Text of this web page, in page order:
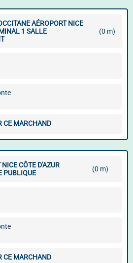
AÉROPORT NICE
1 SALLE
(0 m)
CE MARCHAND
CÔTE D'AZUR
PUBLIQUE
(0 m)
CE MARCHAND